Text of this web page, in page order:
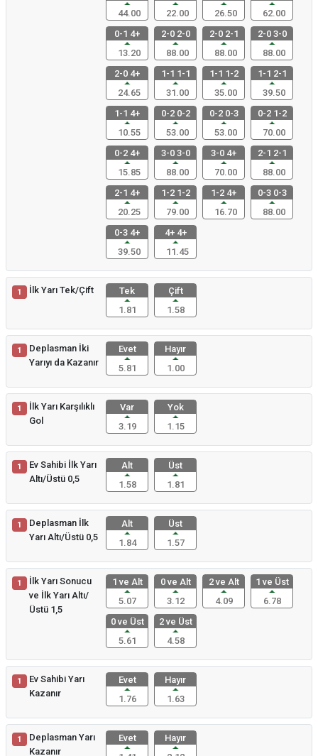
44.00
22.00
26.50
62.00
0-1 4+
13.20
2-0 2-0
88.00
2-0 2-1
88.00
2-0 3-0
88.00
2-0 4+
24.65
1-1 1-1
31.00
1-1 1-2
35.00
1-1 2-1
39.50
1-1 4+
10.55
0-2 0-2
53.00
0-2 0-3
53.00
0-2 1-2
70.00
0-2 4+
15.85
3-0 3-0
88.00
3-0 4+
70.00
2-1 2-1
88.00
2-1 4+
20.25
1-2 1-2
79.00
1-2 4+
16.70
0-3 0-3
88.00
0-3 4+
39.50
4+ 4+
11.45
1 İlk Yarı Tek/Çift
Tek
1.81
Çift
1.58
1
Deplasman İki
Yarıyı da Kazanır
Evet
5.81
Hayır
1.00
1
İlk Yarı Karşılıklı
Gol
Var
3.19
Yok
1.15
1
Ev Sahibi İlk Yarı
Altı/Üstü 0,5
Alt
1.58
Üst
1.81
1
Deplasman İlk
Yarı Altı/Üstü 0,5
Alt
1.84
Üst
1.57
1
İlk Yarı Sonucu
ve İlk Yarı Altı/
Üstü 1,5
1 ve Alt
5.07
0 ve Alt
3.12
2 ve Alt
4.09
1 ve Üst
6.78
0 ve Üst
5.61
2 ve Üst
4.58
1
Ev Sahibi Yarı
Kazanır
Evet
1.76
Hayır
1.63
1
Deplasman Yarı
Kazanır
Evet
Hayır